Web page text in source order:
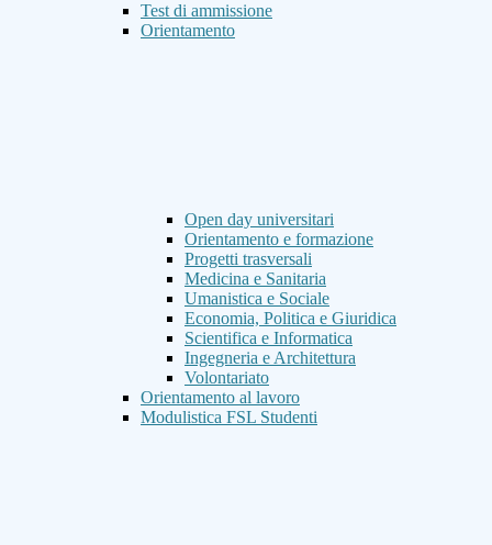
Test di ammissione
Orientamento
Open day universitari
Orientamento e formazione
Progetti trasversali
Medicina e Sanitaria
Umanistica e Sociale
Economia, Politica e Giuridica
Scientifica e Informatica
Ingegneria e Architettura
Volontariato
Orientamento al lavoro
Modulistica FSL Studenti